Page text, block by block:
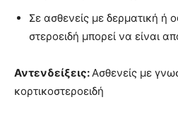
Σε ασθενείς με δερματική ή
στεροειδή μπορεί να είναι
Αντενδείξεις: Ασθενείς με
κορτικοστεροειδή